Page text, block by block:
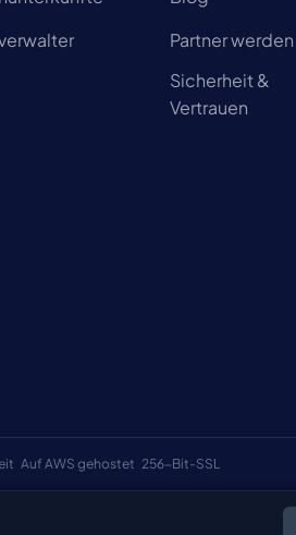
Partner werden
Sicherheit &
Vertrauen
Auf AWS gehostet 256-Bit-SSL